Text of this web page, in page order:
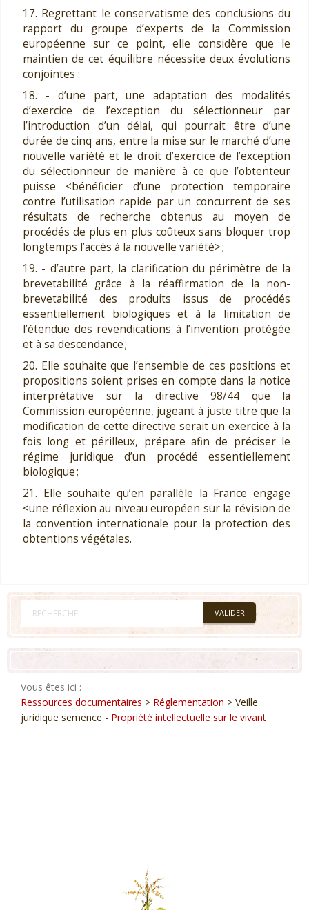
17. Regrettant le conservatisme des conclusions du
rapport du groupe d’experts de la Commission
européenne sur ce point, elle considère que le
maintien de cet équilibre nécessite deux évolutions
conjointes :
18. - d’une part, une adaptation des modalités
d’exercice de l’exception du sélectionneur par
l’introduction d’un délai, qui pourrait être d’une
durée de cinq ans, entre la mise sur le marché d’une
nouvelle variété et le droit d’exercice de l’exception
du sélectionneur de manière à ce que l’obtenteur
puisse <bénéficier d’une protection temporaire
contre l’utilisation rapide par un concurrent de ses
résultats de recherche obtenus au moyen de
procédés de plus en plus coûteux sans bloquer trop
longtemps l’accès à la nouvelle variété> ;
19. - d’autre part, la clarification du périmètre de la
brevetabilité grâce à la réaffirmation de la non-
brevetabilité des produits issus de procédés
essentiellement biologiques et à la limitation de
l’étendue des revendications à l’invention protégée
et à sa descendance ;
20. Elle souhaite que l’ensemble de ces positions et
propositions soient prises en compte dans la notice
interprétative sur la directive 98/44 que la
Commission européenne, jugeant à juste titre que la
modification de cette directive serait un exercice à la
fois long et périlleux, prépare afin de préciser le
régime juridique d’un procédé essentiellement
biologique ;
21. Elle souhaite qu’en parallèle la France engage
<une réflexion au niveau européen sur la révision de
la convention internationale pour la protection des
obtentions végétales.
Vous êtes ici :
Ressources documentaires > Réglementation > Veille
juridique semence - Propriété intellectuelle sur le vivant